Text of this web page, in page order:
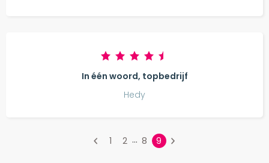
In één woord, topbedrijf
Hedy
1 2 ... 8 9